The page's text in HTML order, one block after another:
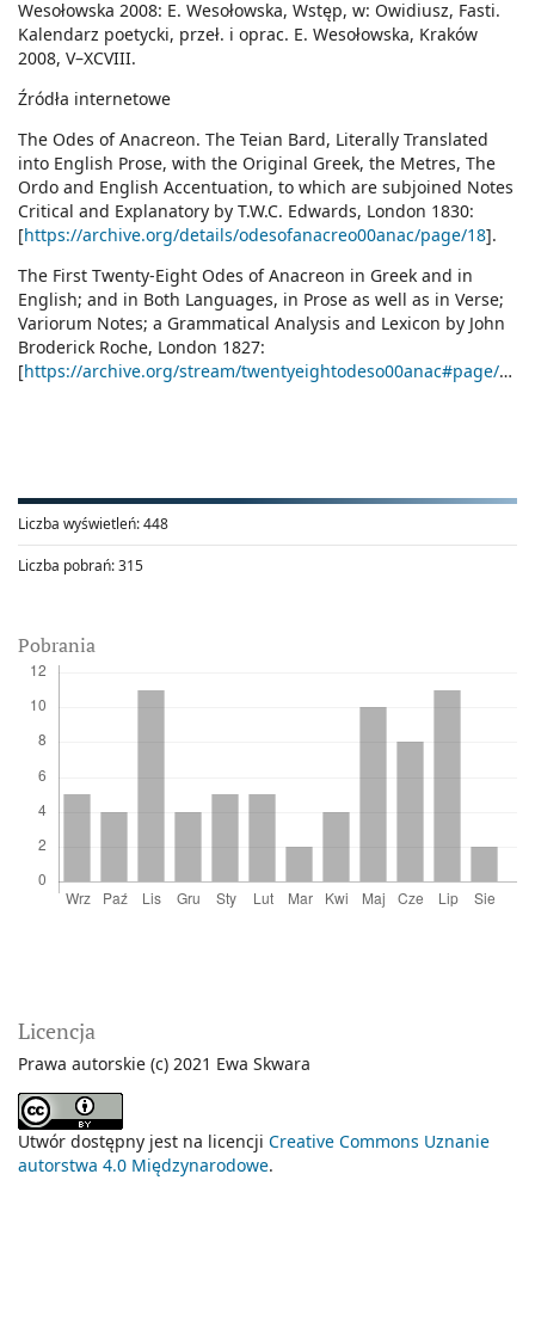
Liczba wyświetleń:448
Liczba pobrań:315
Pobrania
Wesołowska 2008: E. Wesołowska, Wstęp, w: Owidiusz, Fasti.
Kalendarz poetycki, przeł. i oprac. E. Wesołowska, Kraków
2008, V–XCVIII.
Źródła internetowe
The Odes of Anacreon. The Teian Bard, Literally Translated
into English Prose, with the Original Greek, the Metres, The
Ordo and English Accentuation, to which are subjoined Notes
Critical and Explanatory by T.W.C. Edwards, London 1830:
[https://archive.org/details/odesofanacreo00anac/page/18].
The First Twenty-Eight Odes of Anacreon in Greek and in
English; and in Both Languages, in Prose as well as in Verse;
Variorum Notes; a Grammatical Analysis and Lexicon by John
Broderick Roche, London 1827:
[https://archive.org/stream/twentyeightodeso00anac#page/6/mode/2up
Licencja
Prawa autorskie (c) 2021 Ewa Skwara
Utwór dostępny jest na licencji Creative Commons Uznanie
autorstwa 4.0 Międzynarodowe.